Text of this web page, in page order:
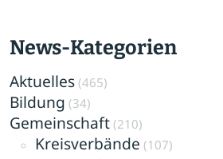
News-Kategorien
Aktuelles (465)
Bildung (34)
Gemeinschaft (210)
Kreisverbände (107)